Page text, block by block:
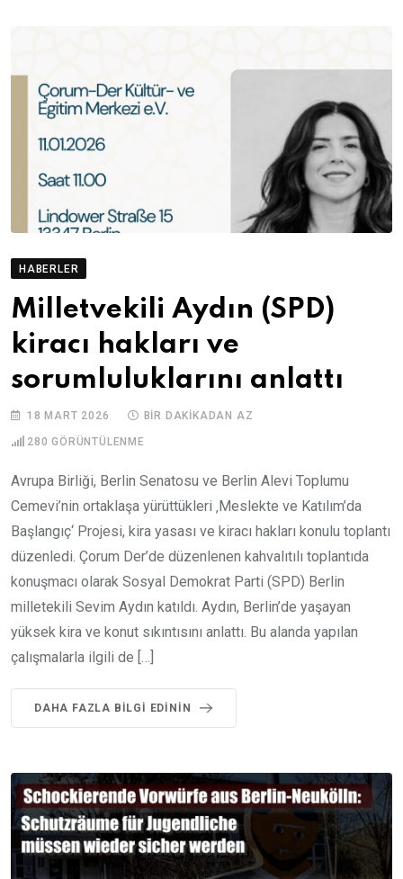
HABERLER
Milletvekili Aydın (SPD)
kiracı hakları ve
sorumluluklarını anlattı
18 MART 2026 BIR DAKIKADAN AZ
280 GÖRÜNTÜLENME
Avrupa Birliği, Berlin Senatosu ve Berlin Alevi Toplumu
Cemevi’nin ortaklaşa yürüttükleri ‚Meslekte ve Katılım’da
Başlangıç‘ Projesi, kira yasası ve kiracı hakları konulu toplantı
düzenledi. Çorum Der’de düzenlenen kahvalıtılı toplantıda
konuşmacı olarak Sosyal Demokrat Parti (SPD) Berlin
milletekili Sevim Aydın katıldı. Aydın, Berlin’de yaşayan
yüksek kira ve konut sıkıntısını anlattı. Bu alanda yapılan
çalışmalarla ilgili de […]
DAHA FAZLA BILGI EDININ